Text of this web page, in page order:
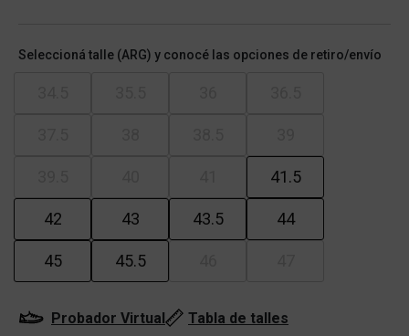
Seleccioná talle (ARG) y conocé las opciones de retiro/envío
41.5
42 43 43.5 44
45 45.5
Probador Virtual Tabla de talles